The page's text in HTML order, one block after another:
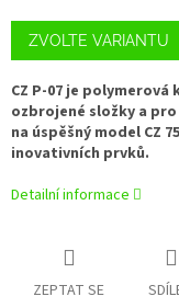
Měrná
cena:
ZVOLTE VARIANTU
CZ P-07 je
ozbrojené složky a
na úspěšný model CZ
inovativních prvků.
Detailní informace
ZEPTAT SE